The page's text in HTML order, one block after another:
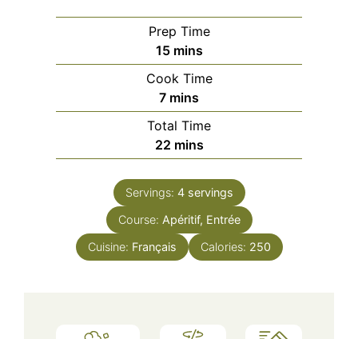
Prep Time
15minutes
mins
Cook Time
7minutes
mins
Total Time
22minutes
mins
Servings: 4 servings
Course: Apéritif, Entrée
Cuisine: Français Calories: 250